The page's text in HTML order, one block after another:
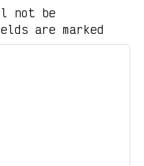
not be
are marked